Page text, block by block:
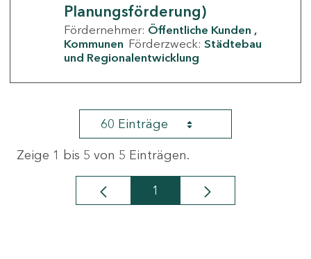
Planungsförderung)
Fördernehmer: Öffentliche Kunden
Kommunen Förderzweck: Städtebau
und Regionalentwicklung
60 Einträge
Zeige 1 bis 5 von 5 Einträgen.
Seite
1